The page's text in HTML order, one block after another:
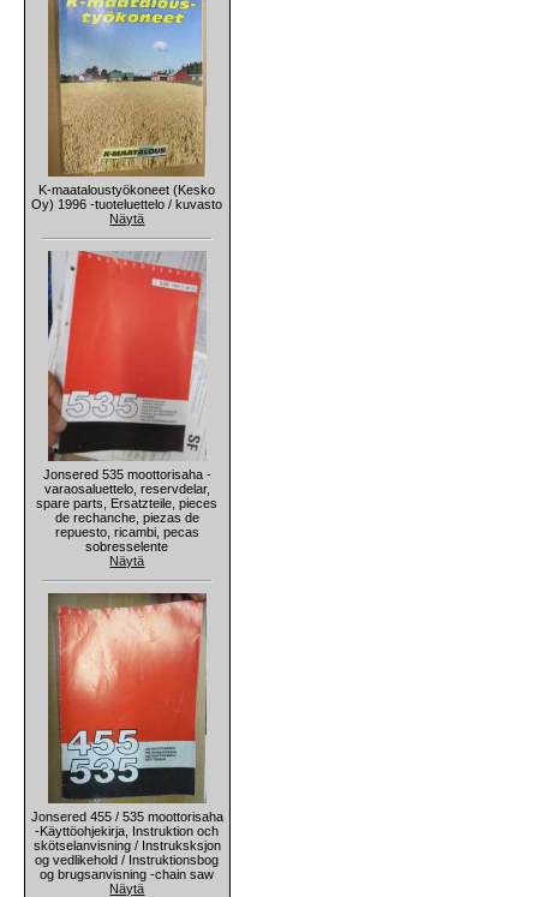
K-maataloustyökoneet (Kesko
Oy) 1996 -tuoteluettelo / kuvasto
Näytä
Jonsered 535 moottorisaha -
varaosaluettelo, reservdelar,
spare parts, Ersatzteile, pieces
de rechanche, piezas de
repuesto, ricambi, pecas
sobresselente
Näytä
Jonsered 455 / 535 moottorisaha
-Käyttöohjekirja, Instruktion och
skötselanvisning / Instruksksjon
og vedlikehold / Instruktionsbog
og brugsanvisning -chain saw
Näytä